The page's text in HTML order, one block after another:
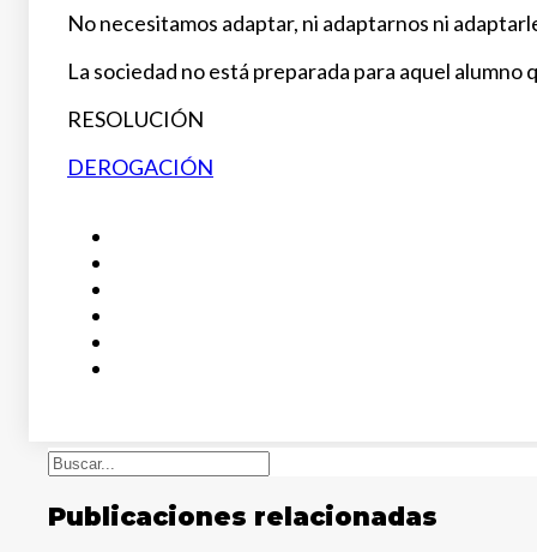
No necesitamos adaptar, ni adaptarnos ni
La sociedad no está preparada para aquel alumno
RESOLUCIÓN
DEROGACIÓN
Buscar
Publicaciones relacionadas